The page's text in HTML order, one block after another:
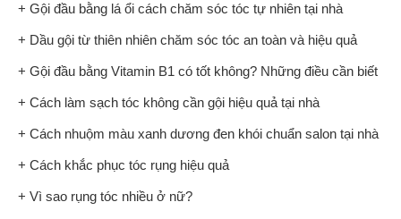
+ Gội đầu bằng lá ổi cách chăm sóc tóc tự nhiên tại nhà
+ Dầu gội từ thiên nhiên chăm sóc tóc an toàn và hiệu quả
+ Gội đầu bằng Vitamin B1 có tốt không? Những điều cần biết
+ Cách làm sạch tóc không cần gội hiệu quả tại nhà
+ Cách nhuộm màu xanh dương đen khói chuẩn salon tại nhà
+ Cách khắc phục tóc rụng hiệu quả
+ Vì sao rụng tóc nhiều ở nữ?